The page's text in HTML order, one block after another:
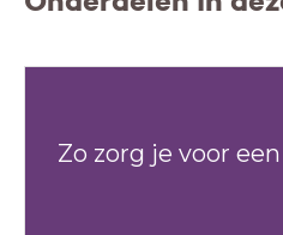
Zo zorg je voor